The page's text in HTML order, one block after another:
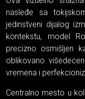
nasleđe sa
jedinstveni dijalog
kontekstu, model
precizno osmišljen
oblikovano
vremena i
Centralno mesto u